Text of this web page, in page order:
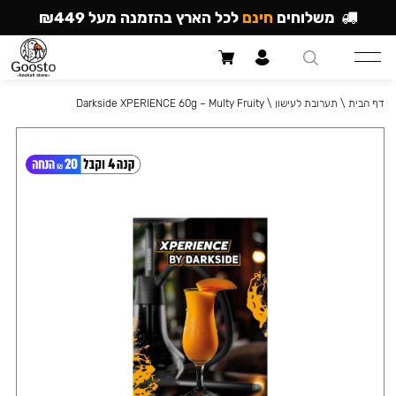
דף הבית \ תערובת לעישון \
Darkside XPERIENCE 60g – Multy Fruity
משלוחים חינם לכל הארץ בהזמנה מעל ₪449